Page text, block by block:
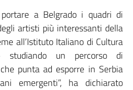
a Belgrado i quadri di
artisti più interessanti della
all’Istituto Italiano di Cultura
studiando un percorso di
punta ad esporre in Serbia
emergenti”, ha dichiarato